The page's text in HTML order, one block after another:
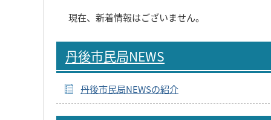
現在、新着情報はございません。
丹後市民局NEWS
丹後市民局NEWSの紹介